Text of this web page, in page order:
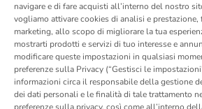
navigare e di fare acquisti all’interno del nostro
vogliamo attivare cookies di analisi e
marketing, allo scopo di migliorare la tua
mostrarti prodotti e servizi di tuo interesse e
modificare queste impostazioni in qualsiasi
preferenze sulla Privacy (“Gestisci le
informazioni circa il responsabile della gestione
dei dati personali e le finalità di tale trattamento